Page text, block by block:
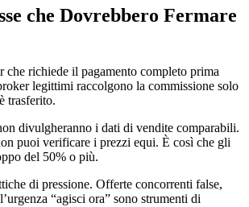
che Dovrebbero Fermare
che richiede il pagamento completo prima
legittimi raccolgono la commissione solo
trasferito.
divulgheranno i dati di vendite comparabili.
puoi verificare i prezzi equi. È così che gli
del 50% o più.
di pressione. Offerte concorrenti false,
“agisci ora” sono strumenti di